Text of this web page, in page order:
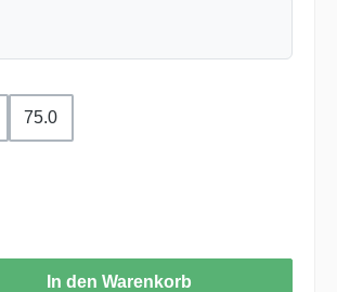
75.0
Wert ein oder benutze die Schaltflächen um
In den Warenkorb